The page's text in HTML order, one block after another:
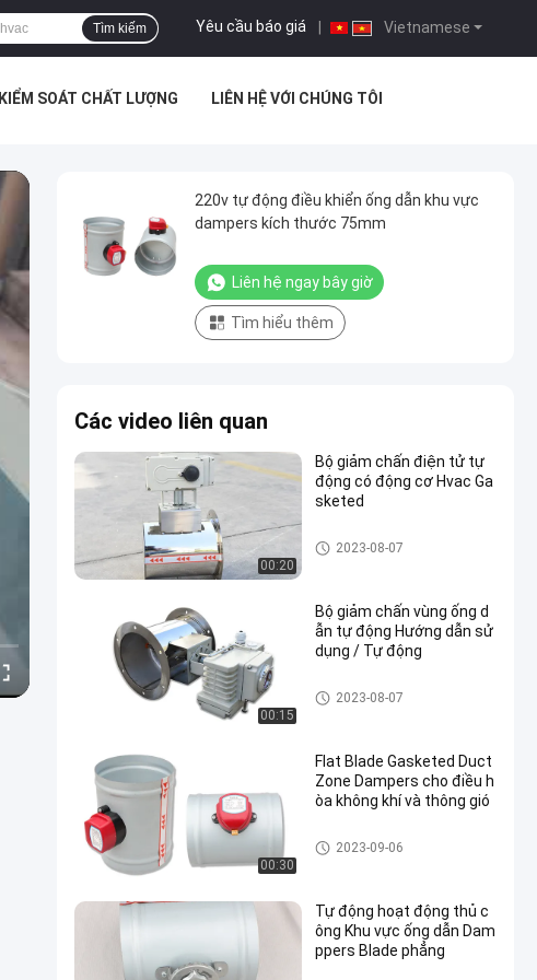
Vietnamese
Yêu cầu báo giá
Tìm kiếm
KIỂM SOÁT CHẤT LƯỢNG LIÊN HỆ VỚI CHÚNG TÔI
220v tự động điều khiển ống dẫn khu vực
dampers kích thước 75mm
Liên hệ ngay bây giờ
Tìm hiểu thêm
Các video liên quan
00:20
Bộ giảm chấn điện tử tự
động có động cơ Hvac Ga
sketed
Damp Zone Dampers
2023-08-07
00:15
Bộ giảm chấn vùng ống d
ẫn tự động Hướng dẫn sử
dụng / Tự động
Damp Zone Dampers
2023-08-07
00:30
Flat Blade Gasketed Duct
Zone Dampers cho điều h
òa không khí và thông gió
Damp Zone Dampers
2023-09-06
Tự động hoạt động thủ c
ông Khu vực ống dẫn Dam
ppers Blade phẳng